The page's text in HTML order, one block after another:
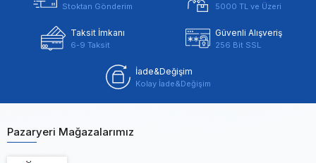
Stoktan Gönderim 5000 TL ve Üzeri
Taksit İmkanı
6-9 Taksit
Güvenli Alışveriş
256 Bit SSL
İade&Değişim
Kolay İade&Değişim
Pazaryeri Mağazalarımız